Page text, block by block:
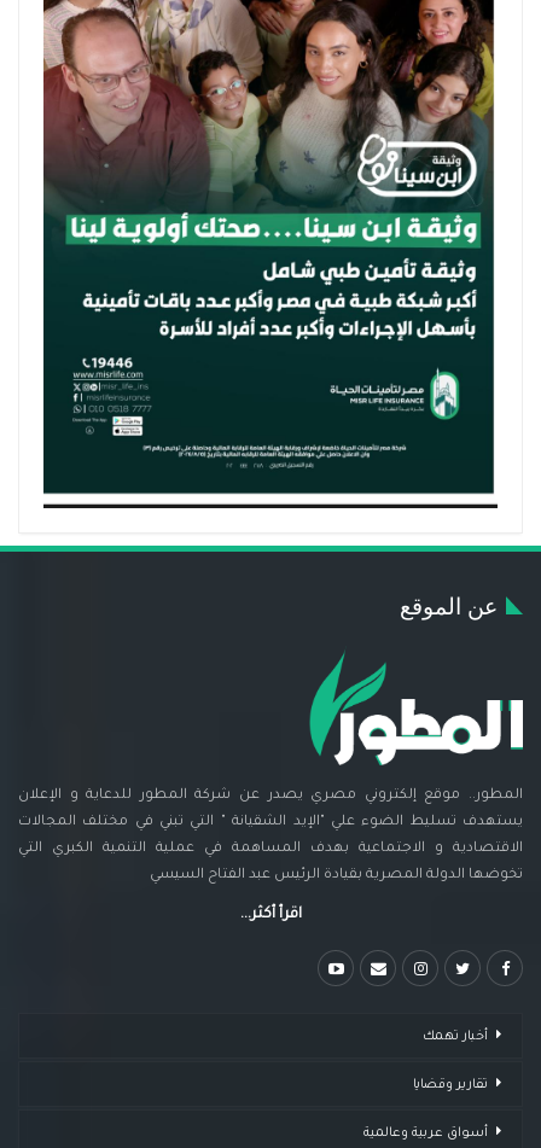
عن الموقع
المطور.. موقع إلكتروني مصري يصدر عن شركة المطور للدعاية و الإعلان
يستهدف تسليط الضوء علي "الإيد الشقيانة " التي تبني في مختلف المجالات
الاقتصادية و الاجتماعية بهدف المساهمة في عملية التنمية الكبري التي
تخوضها الدولة المصرية بقيادة الرئيس عبد الفتاح السيسي
اقرأ أكثر...
أخبار تهمك
تقارير وقضايا ​
أسواق عربية وعالمية